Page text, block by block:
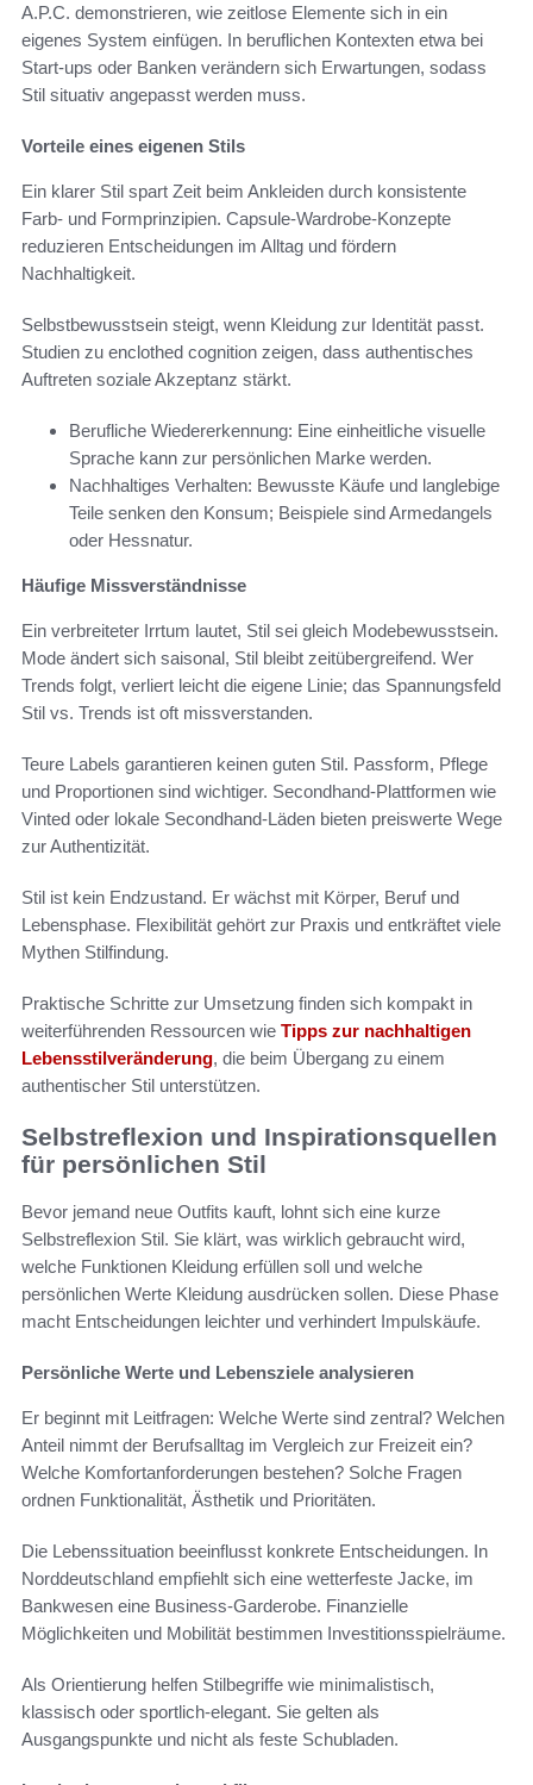
A.P.C. demonstrieren, wie zeitlose Elemente sich in ein
eigenes System einfügen. In beruflichen Kontexten etwa bei
Start-ups oder Banken verändern sich Erwartungen, sodass
Stil situativ angepasst werden muss.
Vorteile eines eigenen Stils
Ein klarer Stil spart Zeit beim Ankleiden durch konsistente
Farb- und Formprinzipien. Capsule-Wardrobe-Konzepte
reduzieren Entscheidungen im Alltag und fördern
Nachhaltigkeit.
Selbstbewusstsein steigt, wenn Kleidung zur Identität passt.
Studien zu enclothed cognition zeigen, dass authentisches
Auftreten soziale Akzeptanz stärkt.
Berufliche Wiedererkennung: Eine einheitliche visuelle
Sprache kann zur persönlichen Marke werden.
Nachhaltiges Verhalten: Bewusste Käufe und langlebige
Teile senken den Konsum; Beispiele sind Armedangels
oder Hessnatur.
Häufige Missverständnisse
Ein verbreiteter Irrtum lautet, Stil sei gleich Modebewusstsein.
Mode ändert sich saisonal, Stil bleibt zeitübergreifend. Wer
Trends folgt, verliert leicht die eigene Linie; das Spannungsfeld
Stil vs. Trends ist oft missverstanden.
Teure Labels garantieren keinen guten Stil. Passform, Pflege
und Proportionen sind wichtiger. Secondhand-Plattformen wie
Vinted oder lokale Secondhand-Läden bieten preiswerte Wege
zur Authentizität.
Stil ist kein Endzustand. Er wächst mit Körper, Beruf und
Lebensphase. Flexibilität gehört zur Praxis und entkräftet viele
Mythen Stilfindung.
Praktische Schritte zur Umsetzung finden sich kompakt in
weiterführenden Ressourcen wie Tipps zur nachhaltigen
Lebensstilveränderung, die beim Übergang zu einem
authentischer Stil unterstützen.
Selbstreflexion und Inspirationsquellen
für persönlichen Stil
Bevor jemand neue Outfits kauft, lohnt sich eine kurze
Selbstreflexion Stil. Sie klärt, was wirklich gebraucht wird,
welche Funktionen Kleidung erfüllen soll und welche
persönlichen Werte Kleidung ausdrücken sollen. Diese Phase
macht Entscheidungen leichter und verhindert Impulskäufe.
Persönliche Werte und Lebensziele analysieren
Er beginnt mit Leitfragen: Welche Werte sind zentral? Welchen
Anteil nimmt der Berufsalltag im Vergleich zur Freizeit ein?
Welche Komfortanforderungen bestehen? Solche Fragen
ordnen Funktionalität, Ästhetik und Prioritäten.
Die Lebenssituation beeinflusst konkrete Entscheidungen. In
Norddeutschland empfiehlt sich eine wetterfeste Jacke, im
Bankwesen eine Business-Garderobe. Finanzielle
Möglichkeiten und Mobilität bestimmen Investitionsspielräume.
Als Orientierung helfen Stilbegriffe wie minimalistisch,
klassisch oder sportlich-elegant. Sie gelten als
Ausgangspunkte und nicht als feste Schubladen.